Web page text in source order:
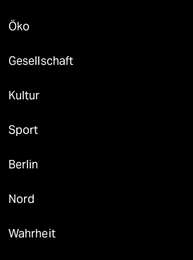
Öko
Gesellschaft
Kultur
Sport
Berlin
Nord
Wahrheit